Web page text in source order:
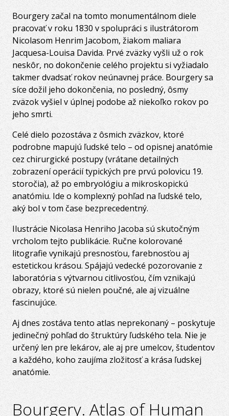
Bourgery začal na tomto monumentálnom diele
pracovať v roku 1830 v spolupráci s ilustrátorom
Nicolasom Henrim Jacobom, žiakom maliara
Jacquesa-Louisa Davida. Prvé zväzky vyšli už o rok
neskôr, no dokončenie celého projektu si vyžiadalo
takmer dvadsať rokov neúnavnej práce. Bourgery sa
síce dožil jeho dokončenia, no posledný, ôsmy
zväzok vyšiel v úplnej podobe až niekoľko rokov po
jeho smrti.
Celé dielo pozostáva z ôsmich zväzkov, ktoré
podrobne mapujú ľudské telo – od opisnej anatómie
cez chirurgické postupy (vrátane detailných
zobrazení operácií typických pre prvú polovicu 19.
storočia), až po embryológiu a mikroskopickú
anatómiu. Ide o komplexný pohľad na ľudské telo,
aký bol v tom čase bezprecedentný.
Ilustrácie Nicolasa Henriho Jacoba sú skutočným
vrcholom tejto publikácie. Ručne kolorované
litografie vynikajú presnosťou, farebnosťou aj
estetickou krásou. Spájajú vedecké pozorovanie z
laboratória s výtvarnou citlivosťou, čím vznikajú
obrazy, ktoré sú nielen poučné, ale aj vizuálne
fascinujúce.
Aj dnes zostáva tento atlas neprekonaný – poskytuje
jedinečný pohľad do štruktúry ľudského tela. Nie je
určený len pre lekárov, ale aj pre umelcov, študentov
a každého, koho zaujíma zložitosť a krása ľudskej
anatómie.
Bourgery. Atlas of Human